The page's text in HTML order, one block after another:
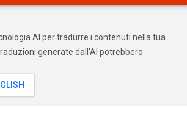
AI per tradurre i contenuti nella tua
generate dall'AI potrebbero